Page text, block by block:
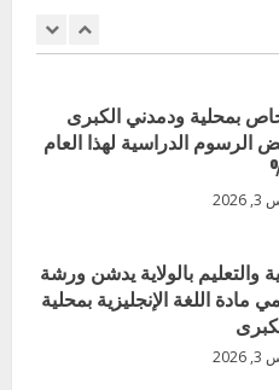
بمحلية ودمدني الكبرى
الرسوم الدراسية لهذا العام
والتعليم بالولاية يدشن ورشة
مادة اللغة الإنجليزية بمحلية